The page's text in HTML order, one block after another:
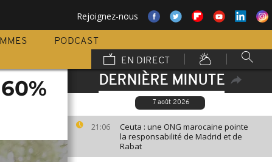
Rejoignez-nous
PODCAST
EN DIRECT
DERNIÈRE MINUTE
7 août 2026
21:06
Ceuta : une ONG marocaine pointe
la responsabilité de Madrid et de
Rabat